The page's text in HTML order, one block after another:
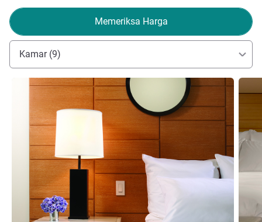
Memeriksa Harga
Kamar (9)
Lihat detail Lihat